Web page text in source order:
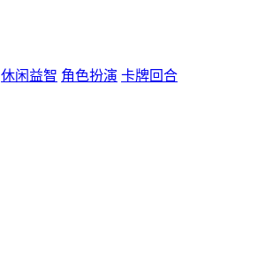
休闲益智 角色扮演 卡牌回合